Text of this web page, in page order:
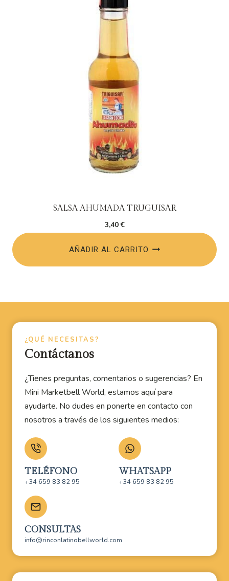
SALSA AHUMADA TRUGUISAR
3,40€
AÑADIR AL CARRITO
¿QUÉ NECESITAS?
Contáctanos
¿Tienes preguntas, comentarios o sugerencias? En
Mini Marketbell World, estamos aquí para
ayudarte. No dudes en ponerte en contacto con
nosotros a través de los siguientes medios:
TELÉFONO
+34 659 83 82 95
WHATSAPP
+34 659 83 82 95
CONSULTAS
info@rinconlatinobellworld.com